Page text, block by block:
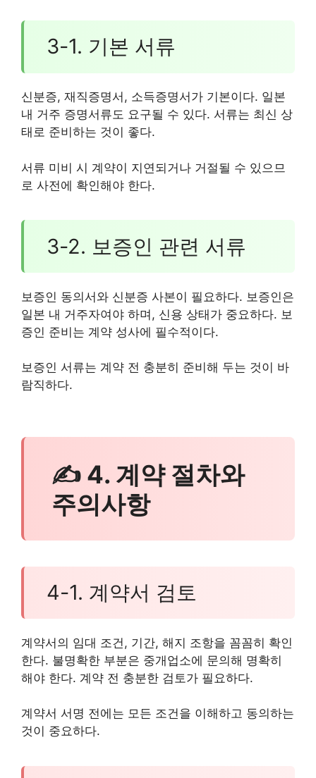
3-1. 기본 서류
신분증, 재직증명서, 소득증명서가 기본이다. 일본
내 거주 증명서류도 요구될 수 있다. 서류는 최신 상
태로 준비하는 것이 좋다.
서류 미비 시 계약이 지연되거나 거절될 수 있으므
로 사전에 확인해야 한다.
3-2. 보증인 관련 서류
보증인 동의서와 신분증 사본이 필요하다. 보증인은
일본 내 거주자여야 하며, 신용 상태가 중요하다. 보
증인 준비는 계약 성사에 필수적이다.
보증인 서류는 계약 전 충분히 준비해 두는 것이 바
람직하다.
✍ 4. 계약 절차와
주의사항
4-1. 계약서 검토
계약서의 임대 조건, 기간, 해지 조항을 꼼꼼히 확인
한다. 불명확한 부분은 중개업소에 문의해 명확히
해야 한다. 계약 전 충분한 검토가 필요하다.
계약서 서명 전에는 모든 조건을 이해하고 동의하는
것이 중요하다.